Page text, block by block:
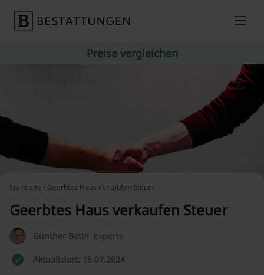
Preise vergleichen
Startseite / Geerbtes Haus verkaufen Steuer
Geerbtes Haus verkaufen Steuer
Günther Betin Experte
Aktualisiert: 15.07.2024